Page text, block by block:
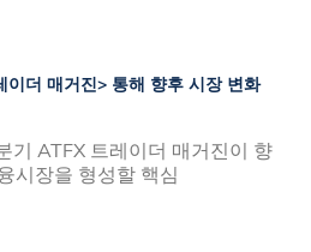
더 매거진> 통해 향후 시장 변화
기 ATFX 트레이더 매거진이 향
시장을 형성할 핵심